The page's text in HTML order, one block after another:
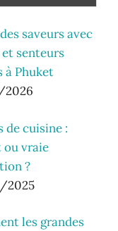
saveurs avec
senteurs
à Phuket
de cuisine :
ou vraie
?
les grandes